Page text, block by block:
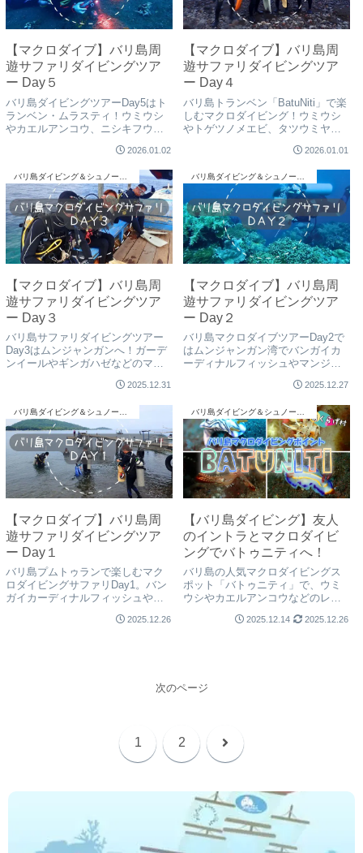
【マクロダイブ】バリ島周
遊サファリダイビングツア
ー Day５
バリ島ダイビングツアーDay5はト
ランベン・ムラスティ！ウミウシ
やカエルアンコウ、ニシキフウラ
場。少人数制で安心のくらげ村ダ
イビングサービスがご案内しま
す。
2026.01.02
【マクロダイブ】バリ島周
遊サファリダイビングツア
ー Day４
バリ島トランベン「BatuNiti」で楽
しむマクロダイビング！ウミウシ
やトゲツノメエビ、タツウミヤッ
げ村の少人数制サファリツアー
Day4の様子をご紹介します。
2026.01.01
バリ島ダイビング＆シュノーケリング
【マクロダイブ】バリ島周
遊サファリダイビングツア
ー Day３
バリ島サファリダイビングツアー
Day3はムンジャンガンへ！ガーデ
ンイールやギンガハゼなどのマク
ドのワイド景観まで楽しめます。
イビングをご案内。
2025.12.31
バリ島ダイビング＆シュノーケリング
【マクロダイブ】バリ島周
遊サファリダイビングツア
ー Day２
バリ島マクロダイブツアーDay2で
はムンジャンガン湾でバンガイカ
ーディナルフィッシュやマンジュ
察。少人数制で安心のサファリダ
2025.12.27
【マクロダイブ】バリ島周
遊サファリダイビングツア
ー Day１
バリ島プムトゥランで楽しむマク
ロダイビングサファリDay1。バン
ガイカーディナルフィッシュやタ
える体験を、日本人ガイドが少人
2025.12.26
【バリ島ダイビング】友人
のイントラとマクロダイビ
ングでバトゥニティへ！
バリ島の人気マクロダイビングス
ポット「バトゥニティ」で、ウミ
ウシやカエルアンコウなどのレア
人インストラクターが少人数制で
2025.12.14 2025.12.26
次のページ
1 2 次